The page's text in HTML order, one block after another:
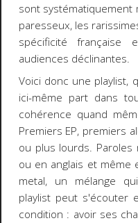
sont systématiquement
paresseux, les
spécificité française
audiences déclinantes.
Voici donc une playlist,
ici-même part dans
cohérence quand
Premiers EP, premiers
ou plus lourds. Paroles
ou en anglais et même
metal, un mélange
playlist peut s'écouter
condition : avoir ses